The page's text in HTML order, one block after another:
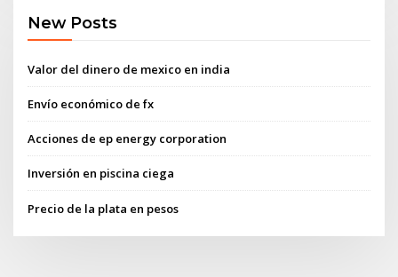
New Posts
Valor del dinero de mexico en india
Envío económico de fx
Acciones de ep energy corporation
Inversión en piscina ciega
Precio de la plata en pesos